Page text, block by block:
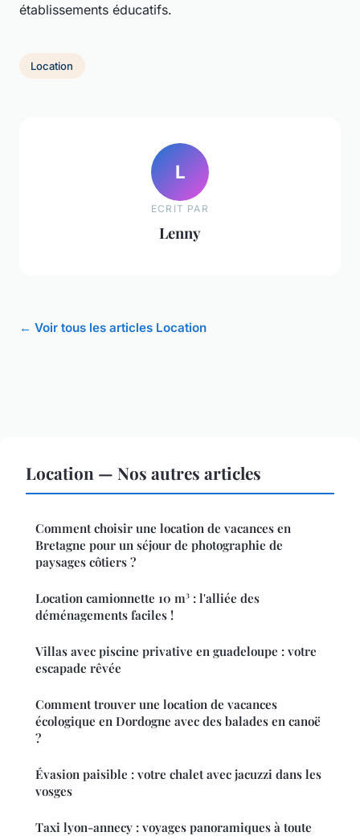
établissements éducatifs.
Location
L
ECRIT PAR
Lenny
← Voir tous les articles Location
Location — Nos autres articles
Comment choisir une location de vacances en
Bretagne pour un séjour de photographie de
paysages côtiers ?
Location camionnette 10 m³ : l'alliée des
déménagements faciles !
Villas avec piscine privative en guadeloupe : votre
escapade rêvée
Comment trouver une location de vacances
écologique en Dordogne avec des balades en canoë
?
Évasion paisible : votre chalet avec jacuzzi dans les
vosges
Taxi lyon-annecy : voyages panoramiques à toute